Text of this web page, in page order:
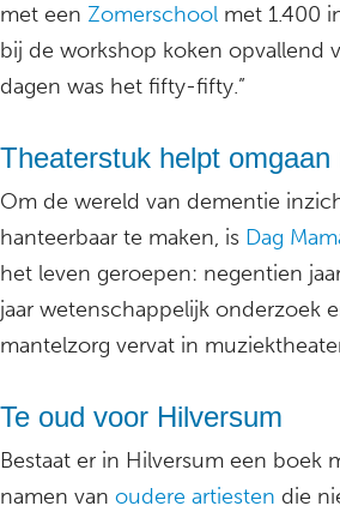
met een Zomerschool met 1.400
bij de workshop koken opvallend
dagen was het fifty-fifty.”
Theaterstuk helpt
Om de wereld van dementie
hanteerbaar te maken, is Dag
het leven geroepen: negentien
jaar wetenschappelijk onderzoek
mantelzorg vervat in
Te oud voor Hilversum
Bestaat er in Hilversum een boek
namen van oudere artiesten die